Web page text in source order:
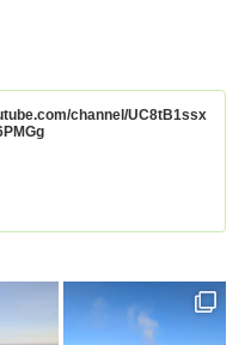
channel/UC8tB1ssx